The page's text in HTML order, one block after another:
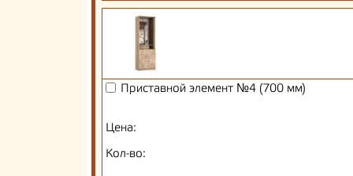
Приставной элемент №4 (700 мм)
Цена:
Кол-во: